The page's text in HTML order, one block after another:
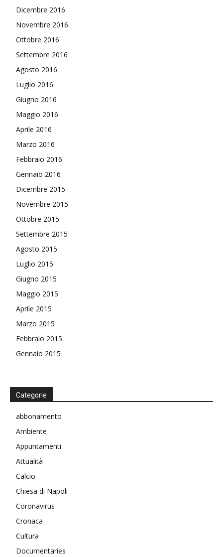
Dicembre 2016
Novembre 2016
Ottobre 2016
Settembre 2016
Agosto 2016
Luglio 2016
Giugno 2016
Maggio 2016
Aprile 2016
Marzo 2016
Febbraio 2016
Gennaio 2016
Dicembre 2015
Novembre 2015
Ottobre 2015
Settembre 2015
Agosto 2015
Luglio 2015
Giugno 2015
Maggio 2015
Aprile 2015
Marzo 2015
Febbraio 2015
Gennaio 2015
Categorie
abbonamento
Ambiente
Appuntamenti
Attualità
Calcio
Chiesa di Napoli
Coronavirus
Cronaca
Cultura
Documentaries